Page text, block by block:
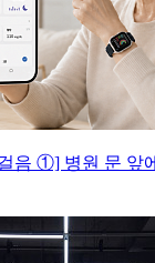
음 ①] 병원 문 앞